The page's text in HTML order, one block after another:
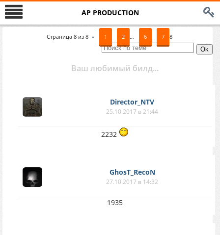
AP PRODUCTION
Страница 8из 8 « 1 2 … 6 7 8
Ваш любимый билд...
Director_NTV
25.10.2017 в 21:44
2232
GhosT_RecoN
27.10.2017 в 14:32
1935